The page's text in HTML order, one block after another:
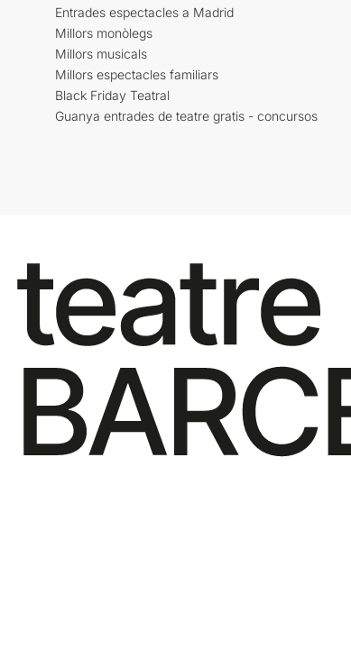
Entrades espectacles a Madrid
Millors monòlegs
Millors musicals
Millors espectacles familiars
Black Friday Teatral
Guanya entrades de teatre gratis - concursos